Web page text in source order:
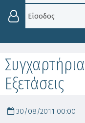
Είσοδος
Εξετάσεις
30/08/2011 00:00